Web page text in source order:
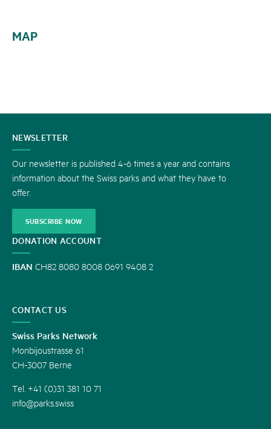
MAP
CONTACT
US
NEWSLETTER
Our newsletter is published 4-6 times a year and contains
information about the Swiss parks and what they have to
offer.
SUBSCRIBE NOW
DONATION ACCOUNT
IBAN CH82 8080 8008 0691 9408 2
CONTACT US
Swiss Parks Network
Monbijoustrasse 61
CH-3007 Berne
Tel. +41 (0)31 381 10 71
info@parks.swiss